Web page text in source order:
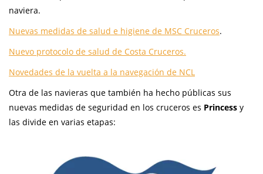
naviera.
Nuevas medidas de salud e higiene de MSC Cruceros.
Nuevo protocolo de salud de Costa Cruceros.
Novedades de la vuelta a la navegación de NCL
Otra de las navieras que también ha hecho públicas sus
nuevas medidas de seguridad en los cruceros es Princess y
las divide en varias etapas: